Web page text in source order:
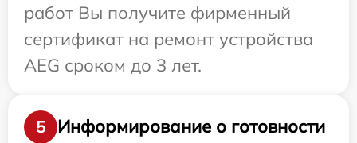
работ Вы получите фирменный
сертификат на ремонт устройства
AEG сроком до 3 лет.
5
Информирование о готовности